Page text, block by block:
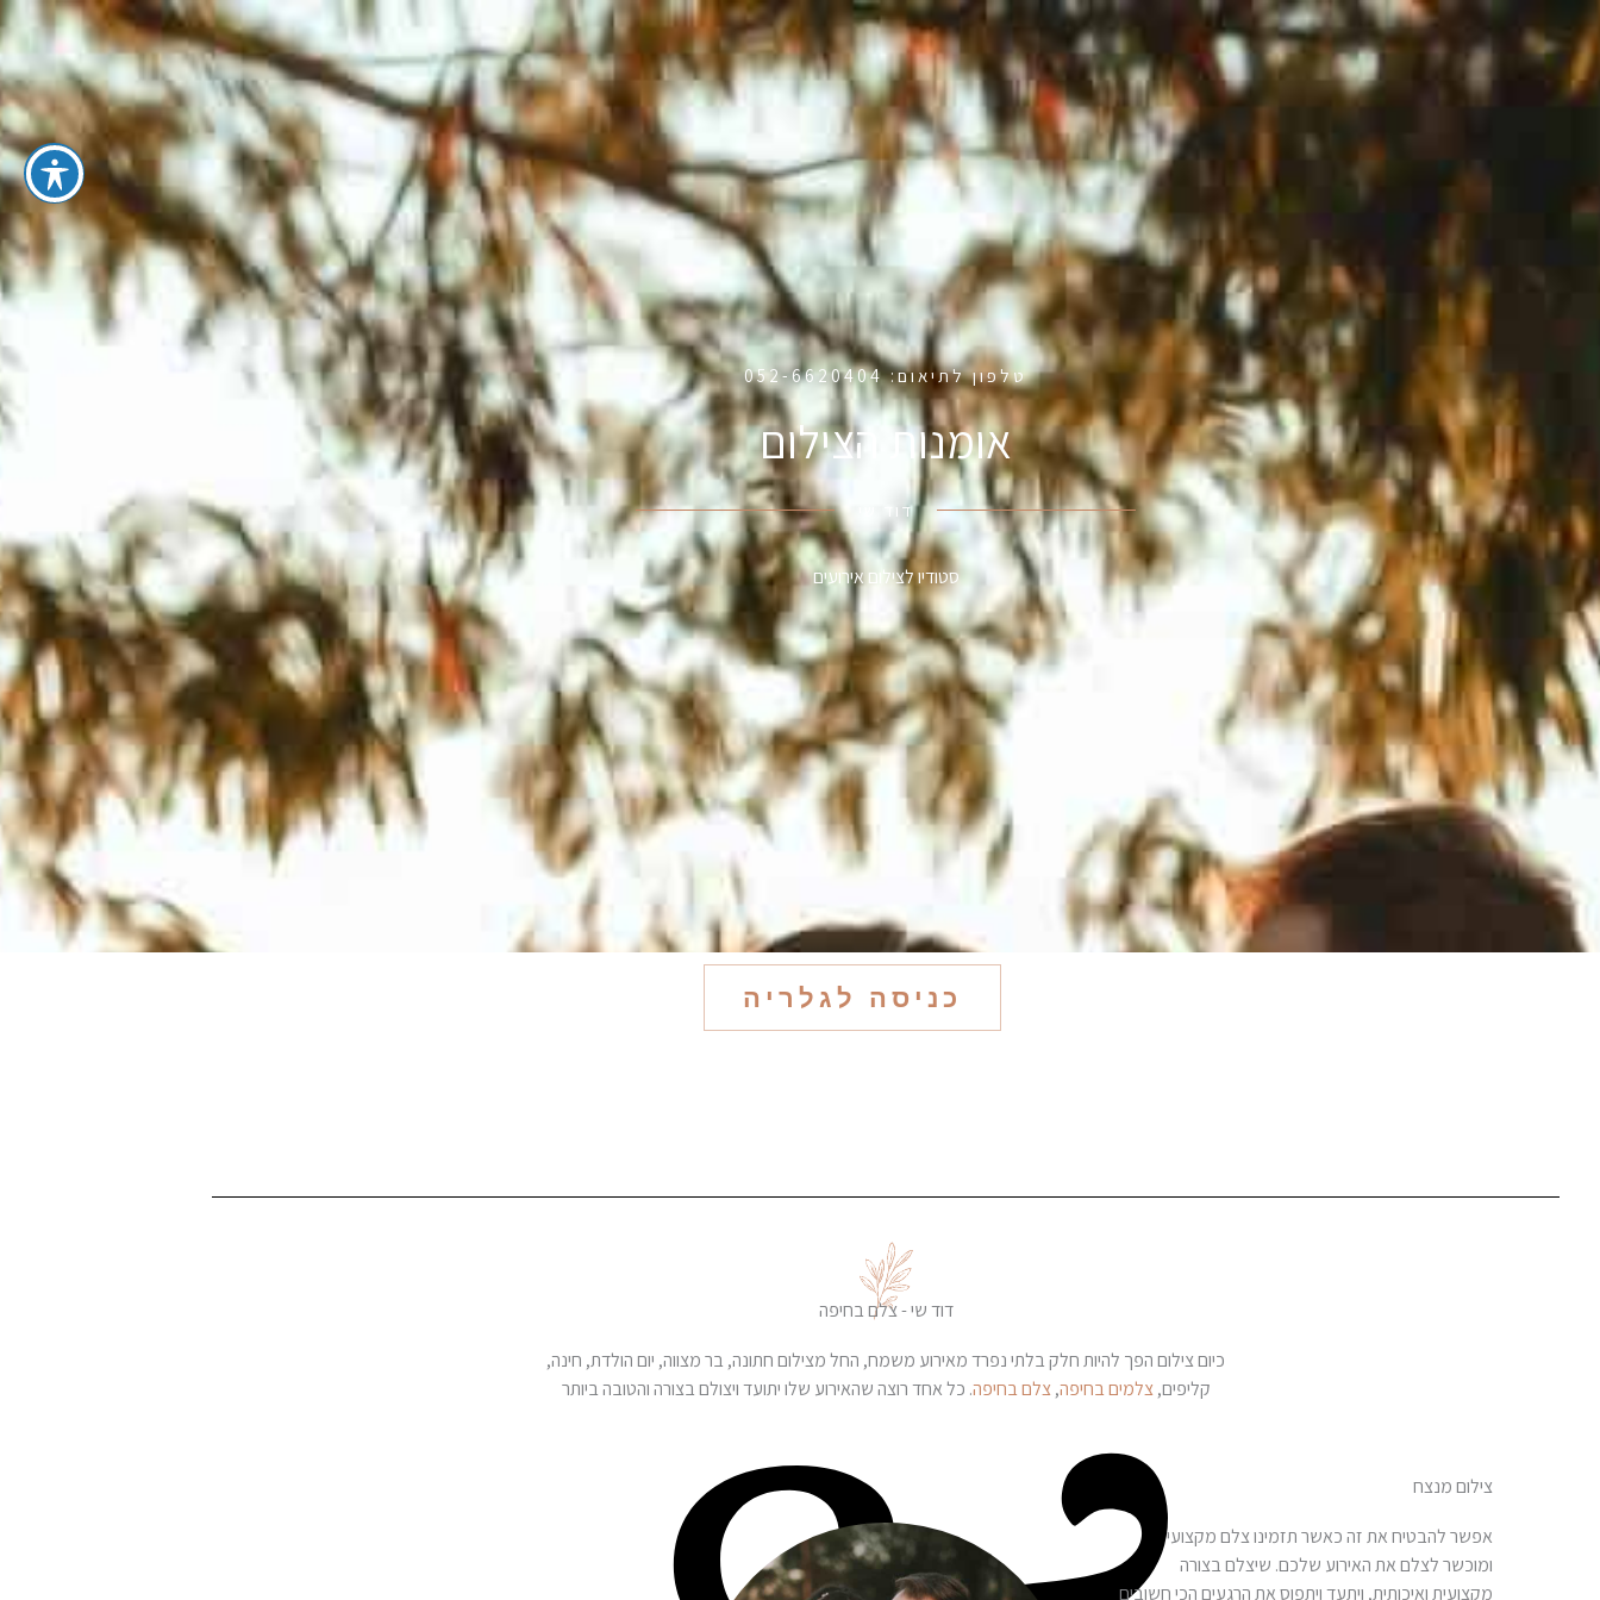
דילוג
לתוכן
טלפון לתיאום: 052-6620404
אומנות הצילום
דוד שי
סטודיו לצילום אירועים
כניסה לגלריה
דוד שי - צלם בחיפה
כיום צילום הפך להיות חלק בלתי נפרד מאירוע משמח, החל מצילום חתונה, בר מצווה, יום הולדת, חינה,
קליפים,צלמים בחיפה,צלם בחיפה. כל אחד רוצה שהאירוע שלו יתועד ויצולם בצורה והטובה ביותר
צילום מנצח
אפשר להבטיח את זה כאשר תזמינו צלם מקצועי
ומוכשר לצלם את האירוע שלכם. שיצלם בצורה
מקצועית ואיכותית, ויתעד ויתפוס את הרגעים הכי חשובים